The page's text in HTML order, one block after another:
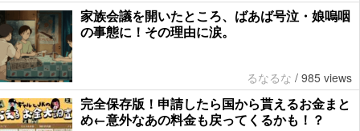
家族会議を開いたところ、ばあば号泣・娘嗚咽
の事態に！その理由に涙。
るなるな / 985 views
完全保存版！申請したら国から貰えるお金まと
め←意外なあの料金も戻ってくるかも！？